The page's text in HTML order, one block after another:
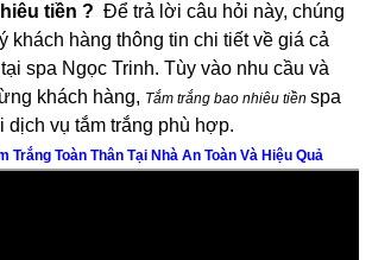
tiền ?Để trả lời câu hỏi này, chúng
khách hàng thông tin chi tiết về giá cả
spa Ngọc Trinh. Tùy vào nhu cầu và
khách hàng, Tắm trắng bao nhiêu tiền spa
dịch vụ tắm trắng phù hợp.
Trắng Toàn Thân Tại Nhà An Toàn Và Hiệu Quả